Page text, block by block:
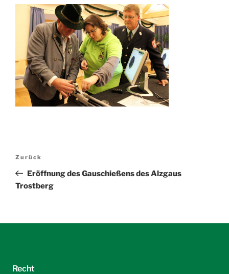
Vorheriger
Beitrag
Zurück
Eröffnung des Gauschießens des Alzgaus
Trostberg
Recht